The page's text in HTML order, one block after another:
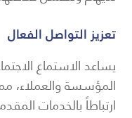
تعزيز التواصل الفعال
يساعد الاستماع
المؤسسة والعملاء،
ارتباطاً بالخدمات